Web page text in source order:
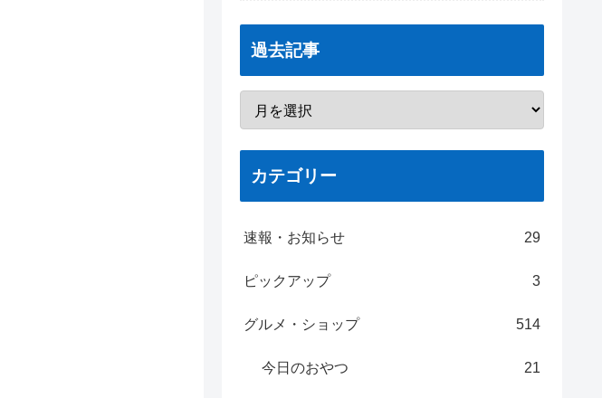
過去記事
カテゴリー
速報・お知らせ 29
ピックアップ 3
グルメ・ショップ 514
今日のおやつ 21